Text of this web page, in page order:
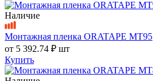
Наличие
Монтажная пленка ORATAPE MT95
от 5 392.74 ₽ шт
Купить